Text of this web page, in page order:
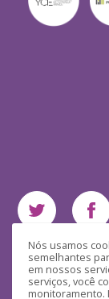
Nós usamos
semelhantes
em nossos
serviços, você
monitoramento.